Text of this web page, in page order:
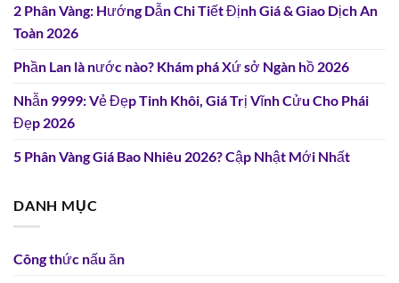
2 Phân Vàng: Hướng Dẫn Chi Tiết Định Giá & Giao Dịch An
Toàn 2026
Phần Lan là nước nào? Khám phá Xứ sở Ngàn hồ 2026
Nhẫn 9999: Vẻ Đẹp Tinh Khôi, Giá Trị Vĩnh Cửu Cho Phái
Đẹp 2026
5 Phân Vàng Giá Bao Nhiêu 2026? Cập Nhật Mới Nhất
DANH MỤC
Công thức nấu ăn